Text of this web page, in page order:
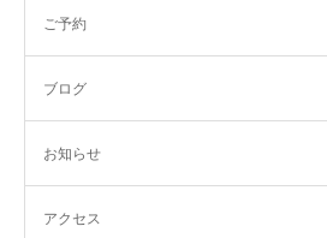
ご予約
ブログ
お知らせ
アクセス